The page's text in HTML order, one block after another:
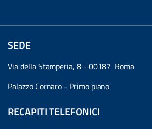
SEDE
Via della Stamperia, 8 - 00187 Roma
Palazzo Cornaro - Primo piano
RECAPITI TELEFONICI